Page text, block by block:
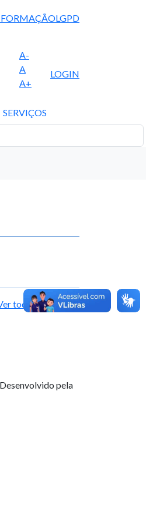
LGPD
A-
A
A+
LOGIN
SERVIÇOS
todas as notícias
pela